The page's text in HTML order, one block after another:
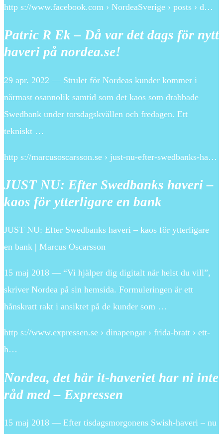
http s://www.facebook.com › NordeaSverige › posts › d…
Patric R Ek – Då var det dags för nytt
haveri på nordea.se!
29 apr. 2022 — Strulet för Nordeas kunder kommer i
närmast osannolik samtid som det kaos som drabbade
Swedbank under torsdagskvällen och fredagen. Ett
tekniskt …
http s://marcusoscarsson.se › just-nu-efter-swedbanks-ha…
JUST NU: Efter Swedbanks haveri –
kaos för ytterligare en bank
JUST NU: Efter Swedbanks haveri – kaos för ytterligare
en bank | Marcus Oscarsson
15 maj 2018 — “Vi hjälper dig digitalt när helst du vill”,
skriver Nordea på sin hemsida. Formuleringen är ett
hånskratt rakt i ansiktet på de kunder som …
http s://www.expressen.se › dinapengar › frida-bratt › ett-
h…
Nordea, det här it-haveriet har ni inte
råd med – Expressen
15 maj 2018 — Efter tisdagsmorgonens Swish-haveri – nu